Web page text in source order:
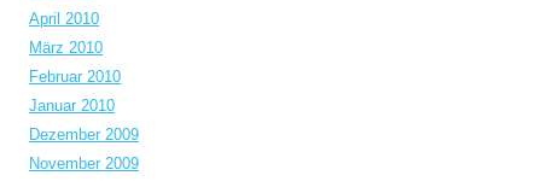
April 2010
März 2010
Februar 2010
Januar 2010
Dezember 2009
November 2009